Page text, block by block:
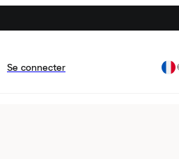
Se connecter